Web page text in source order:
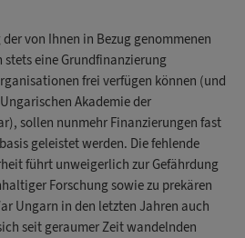
von Ihnen in Bezug genommenen
eine Grundfinanzierung
frei verfügen können (und
Akademie der
sollen nunmehr Finanzierungen fast
geleistet werden. Die fehlende
führt unweigerlich zur Gefährdung
Forschung sowie zu prekären
Ungarn in den letzten Jahren auch
seit geraumer Zeit wandelnden